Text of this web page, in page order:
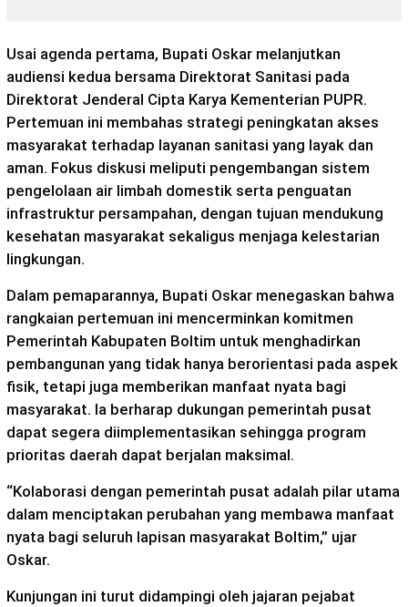
Usai agenda pertama, Bupati Oskar melanjutkan
audiensi kedua bersama Direktorat Sanitasi pada
Direktorat Jenderal Cipta Karya Kementerian PUPR.
Pertemuan ini membahas strategi peningkatan akses
masyarakat terhadap layanan sanitasi yang layak dan
aman. Fokus diskusi meliputi pengembangan sistem
pengelolaan air limbah domestik serta penguatan
infrastruktur persampahan, dengan tujuan mendukung
kesehatan masyarakat sekaligus menjaga kelestarian
lingkungan.
Dalam pemaparannya, Bupati Oskar menegaskan bahwa
rangkaian pertemuan ini mencerminkan komitmen
Pemerintah Kabupaten Boltim untuk menghadirkan
pembangunan yang tidak hanya berorientasi pada aspek
fisik, tetapi juga memberikan manfaat nyata bagi
masyarakat. Ia berharap dukungan pemerintah pusat
dapat segera diimplementasikan sehingga program
prioritas daerah dapat berjalan maksimal.
“Kolaborasi dengan pemerintah pusat adalah pilar utama
dalam menciptakan perubahan yang membawa manfaat
nyata bagi seluruh lapisan masyarakat Boltim,” ujar
Oskar.
Kunjungan ini turut didampingi oleh jajaran pejabat